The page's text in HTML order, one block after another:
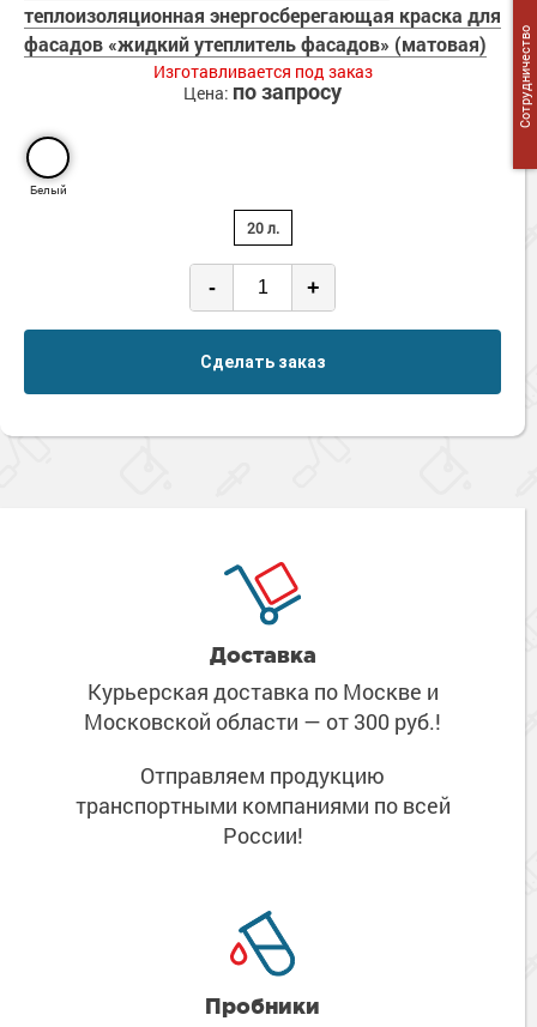
теплоизоляционная энергосберегающая краска для
фасадов «жидкий утеплитель фасадов» (матовая)
Изготавливается под заказ
Цена: по запросу
Белый
20 л.
- +
Сделать заказ
Доставка
Курьерская доставка по Москве и
Московской области — от 300 руб.!
Отправляем продукцию
транспортными компаниями по всей
России!
Пробники
Сотрудничество